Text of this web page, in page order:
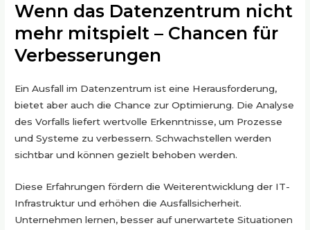
Wenn das Datenzentrum nicht
mehr mitspielt – Chancen für
Verbesserungen
Ein Ausfall im Datenzentrum ist eine Herausforderung,
bietet aber auch die Chance zur Optimierung. Die Analyse
des Vorfalls liefert wertvolle Erkenntnisse, um Prozesse
und Systeme zu verbessern. Schwachstellen werden
sichtbar und können gezielt behoben werden.
Diese Erfahrungen fördern die Weiterentwicklung der IT-
Infrastruktur und erhöhen die Ausfallsicherheit.
Unternehmen lernen, besser auf unerwartete Situationen